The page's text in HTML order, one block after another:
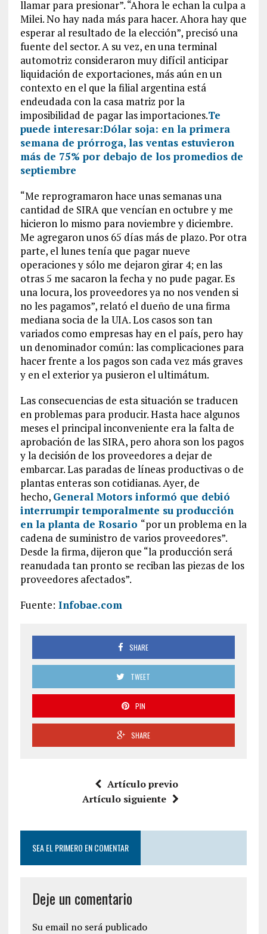
llamar para presionar”. “Ahora le echan la culpa a
Milei. No hay nada más para hacer. Ahora hay que
esperar al resultado de la elección”, precisó una
fuente del sector. A su vez, en una terminal
automotriz consideraron muy difícil anticipar
liquidación de exportaciones, más aún en un
contexto en el que la filial argentina está
endeudada con la casa matriz por la
imposibilidad de pagar las importaciones.Te
puede interesar:Dólar soja: en la primera
semana de prórroga, las ventas estuvieron
más de 75% por debajo de los promedios de
septiembre
“Me reprogramaron hace unas semanas una
cantidad de SIRA que vencían en octubre y me
hicieron lo mismo para noviembre y diciembre.
Me agregaron unos 65 días más de plazo. Por otra
parte, el lunes tenía que pagar nueve
operaciones y sólo me dejaron girar 4; en las
otras 5 me sacaron la fecha y no pude pagar. Es
una locura, los proveedores ya no nos venden si
no les pagamos”, relató el dueño de una firma
mediana socia de la UIA. Los casos son tan
variados como empresas hay en el país, pero hay
un denominador común: las complicaciones para
hacer frente a los pagos son cada vez más graves
y en el exterior ya pusieron el ultimátum.
Las consecuencias de esta situación se traducen
en problemas para producir. Hasta hace algunos
meses el principal inconveniente era la falta de
aprobación de las SIRA, pero ahora son los pagos
y la decisión de los proveedores a dejar de
embarcar. Las paradas de líneas productivas o de
plantas enteras son cotidianas. Ayer, de
hecho, General Motors informó que debió
interrumpir temporalmente su producción
en la planta de Rosario “por un problema en la
cadena de suministro de varios proveedores”.
Desde la firma, dijeron que “la producción será
reanudada tan pronto se reciban las piezas de los
proveedores afectados”.
Fuente: Infobae.com
SHARE
TWEET
PIN
SHARE
Artículo previo
Artículo siguiente
SEA EL PRIMERO EN COMENTAR
Deje un comentario
Su email no será publicado